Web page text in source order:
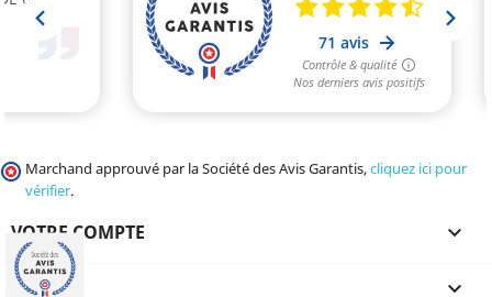
Marchand approuvé par la Société des Avis Garantis,cliquez ici pour
vérifier.
VOTRE COMPTE 
CGV 